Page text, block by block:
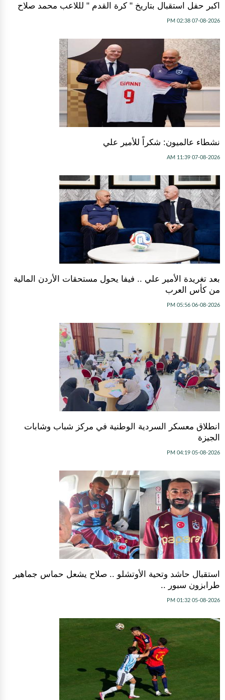
اكبر حفل استقبال بتاريخ " كرة القدم " لللاعب محمد صلاح
07-08-2026 02:38 PM
نشطاء عالميون: شكراً للأمير علي
07-08-2026 11:39 AM
بعد تغريدة الأمير علي .. فيفا يحول مستحقات الأردن المالية
من كأس العرب
06-08-2026 05:56 PM
انطلاق معسكر السردية الوطنية في مركز شباب وشابات
الجيزة
05-08-2026 04:19 PM
استقبال حاشد وتحية الأوتشلو .. صلاح يشعل حماس جماهير
طرابزون سبور ..
05-08-2026 01:32 PM